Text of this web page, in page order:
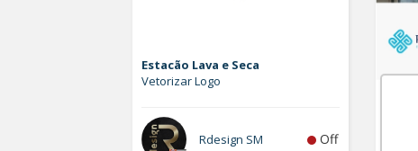
Estacão Lava e Seca
Vetorizar Logo
Rdesign SM Off